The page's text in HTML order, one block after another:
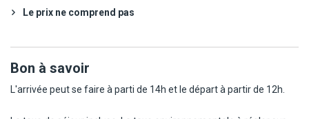
Le prix ne comprend pas
Bon à savoir
L'arrivée peut se faire à parti de 14h et le départ à partir de 12h.